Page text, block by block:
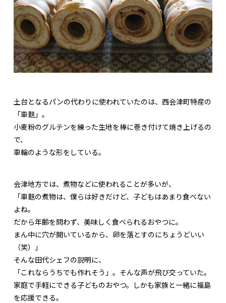
土台となるパンの代わりに使われていたのは、西会津町特産の
「車麩」。
小麦粉のグルテンを練った生地を棒に巻き付けて焼き上げるの
で、
車輪のような形をしている。
会津地方では、煮物などに使われることが多いが、
「車麩の煮物は、僕らは好きだけど、子どもはあまり食べない
よね。
だから年齢を問わず、美味しく食べられるおやつに。
まん中に穴が開いているから、卵を落とすのにちょうどいい
（笑）」
そんな田代シェフの説明に、
「これならうちでも作れそう」。そんな声が飛び交っていた。
家庭で手軽にできる子どものおやつ。しかも家族と一緒に福島
を応援できる。